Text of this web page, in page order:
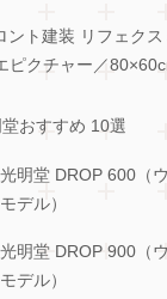
ント建装 リフェクス
ピクチャー／
おすすめ 10選
明堂 DROP 600（
デル）
明堂 DROP 900（
デル）